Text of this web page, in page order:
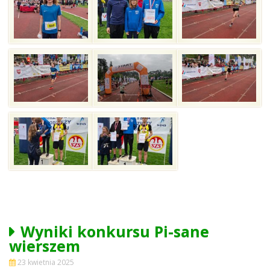
Wyniki konkursu Pi-sane
wierszem
23 kwietnia 2025